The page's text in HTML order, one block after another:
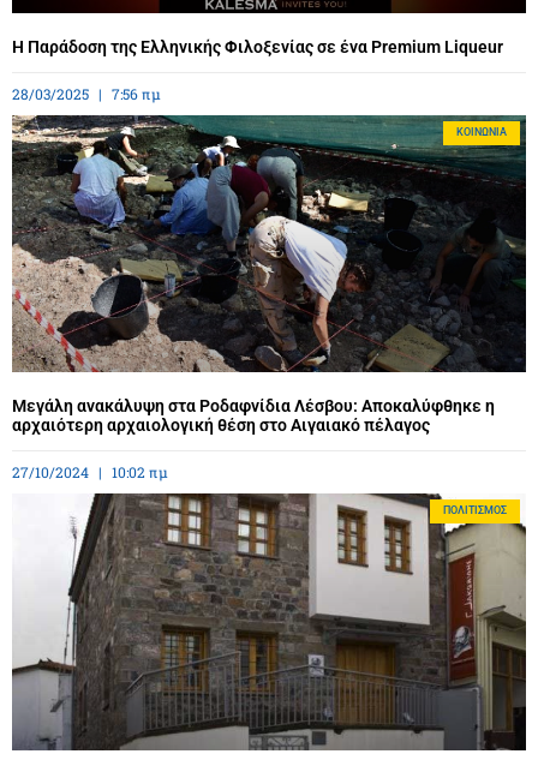
Η Παράδοση της Ελληνικής Φιλοξενίας σε ένα Premium Liqueur
28/03/2025 7:56 πμ
ΚΟΙΝΩΝΊΑ
Μεγάλη ανακάλυψη στα Ροδαφνίδια Λέσβου: Αποκαλύφθηκε η
αρχαιότερη αρχαιολογική θέση στο Αιγαιακό πέλαγος
27/10/2024 10:02 πμ
ΠΟΛΙΤΙΣΜΌΣ